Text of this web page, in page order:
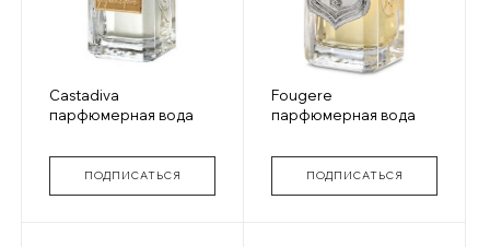
Castadiva
парфюмерная вода
ПОДПИСАТЬСЯ
Fougere
парфюмерная вода
ПОДПИСАТЬСЯ